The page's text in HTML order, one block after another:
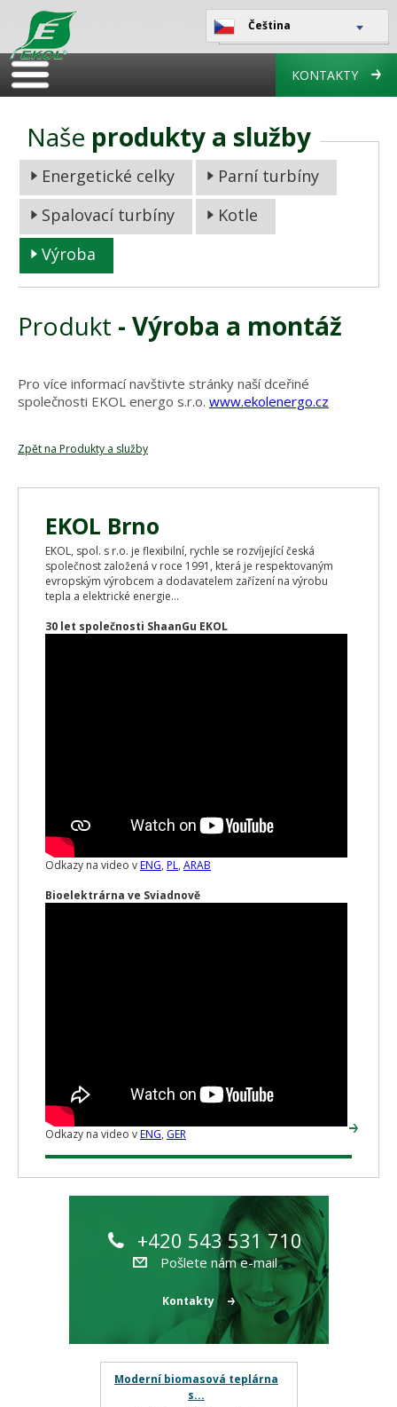
Čeština
KONTAKTY
Naše produkty a služby
Energetické celky
Parní turbíny
Spalovací turbíny
Kotle
Výroba
Produkt - Výroba a montáž
Pro více informací navštivte stránky naší dceřiné
společnosti EKOL energo s.r.o. www.ekolenergo.cz
Zpět na Produkty a služby
EKOL Brno
EKOL, spol. s r.o. je flexibilní, rychle se rozvíjející česká
společnost založená v roce 1991, která je respektovaným
evropským výrobcem a dodavatelem zařízení na výrobu
tepla a elektrické energie...
30 let společnosti ShaanGu EKOL
Odkazy na video vENG, PL, ARAB
Bioelektrárna ve Sviadnově
Odkazy na video vENG, GER
+420 543 531 710
Pošlete nám e-mail
Kontakty
Moderní biomasová teplárna
s...